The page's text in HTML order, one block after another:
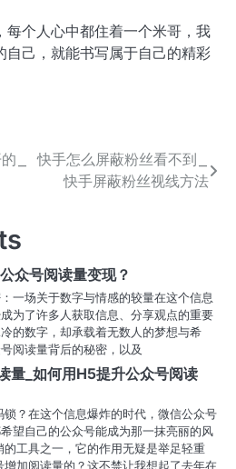
每个人心中都住着一个米哥，我
自己，就能书写属于自己的精彩
_
快手怎么屏蔽粉丝看不到_
快手屏蔽粉丝视线方法
众号阅读量变现？
一场关于数字与情感的较量在这个信息
为了许多人获取信息、分享观点的重要
的数字，却承载着无数人的梦想与希
阅读量背后的秘密，以及
量_如何用H5提升公众号阅读
？在这个信息爆炸的时代，微信公众号
望自己的公众号能成为那一抹亮丽的风
工具之一，它的作用无疑是举足轻重